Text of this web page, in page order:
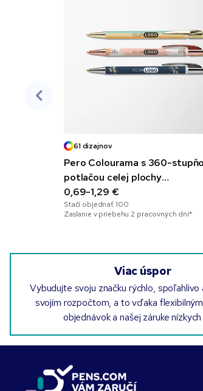
61 dizajnov
Pero Colourama s 360-
potlačou celej plochy
a metalickými prvkami
0,69-1,29 €
Stačí objednať 100
Zaslanie v priebehu 2 pracovných dní*
Viac úspor
Vybudujte svoju značku rýchlo, spoľahlivo
svojím rozpočtom, a to vďaka
objednávok a našej záruke